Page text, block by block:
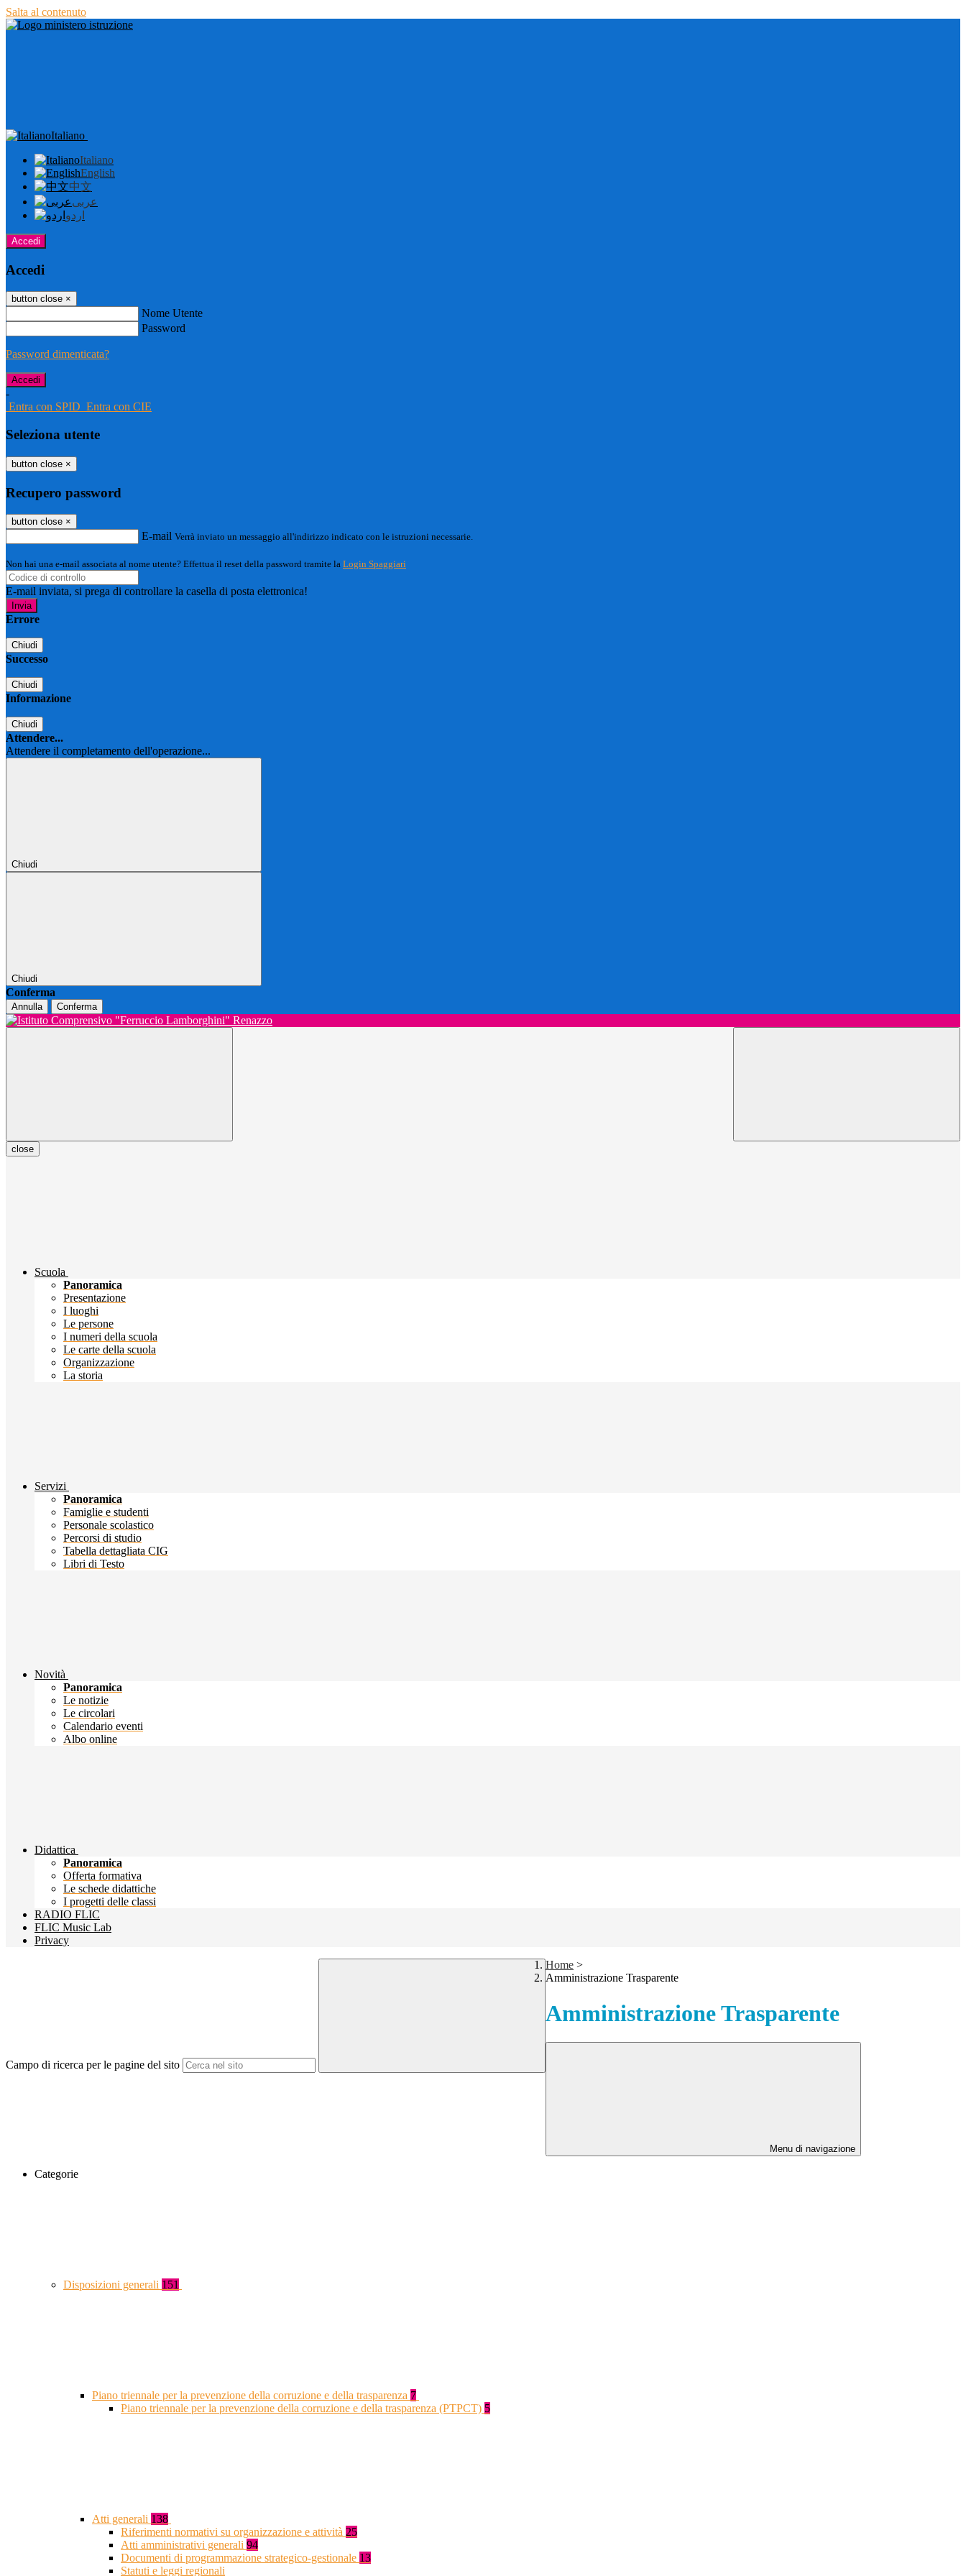
Salta al contenuto
Italiano
Italiano
English
中文
عربى
اردو
Accedi
Accedi
button close ×
Nome Utente
Password
Password dimenticata?
-
Entra con SPID Entra con CIE
Seleziona utente
button close ×
Recupero password
button close ×
E-mail Verrà inviato un messaggio all'indirizzo indicato con le istruzioni necessarie.
Non hai una e-mail associata al nome utente? Effettua il reset della password tramite la Login Spaggiari
E-mail inviata, si prega di controllare la casella di posta elettronica!
Errore
Chiudi
Successo
Chiudi
Informazione
Chiudi
Attendere...
Attendere il completamento dell'operazione...
Chiudi
Chiudi
Conferma
Annulla Conferma
close
Scuola
Panoramica
Presentazione
I luoghi
Le persone
I numeri della scuola
Le carte della scuola
Organizzazione
La storia
Servizi
Panoramica
Famiglie e studenti
Personale scolastico
Percorsi di studio
Tabella dettagliata CIG
Libri di Testo
Novità
Panoramica
Le notizie
Le circolari
Calendario eventi
Albo online
Didattica
Panoramica
Offerta formativa
Le schede didattiche
I progetti delle classi
RADIO FLIC
FLIC Music Lab
Privacy
Campo di ricerca per le pagine del sito
Home >
Amministrazione Trasparente
Amministrazione Trasparente
Menu di navigazione
Categorie
Disposizioni generali 151
Piano triennale per la prevenzione della corruzione e della trasparenza 7
Piano triennale per la prevenzione della corruzione e della trasparenza (PTPCT) 5
Atti generali 138
Riferimenti normativi su organizzazione e attività 25
Atti amministrativi generali 94
Documenti di programmazione strategico-gestionale 13
Statuti e leggi regionali